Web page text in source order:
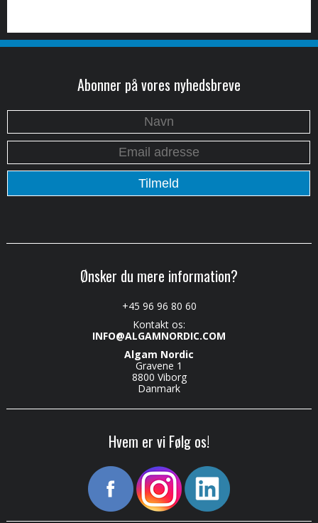
Abonner på vores nyhedsbreve
Ønsker du mere information?
+45 96 96 80 60
Kontakt os:
INFO@ALGAMNORDIC.COM
Algam Nordic
Gravene 1
8800 Viborg
Danmark
Hvem er vi Følg os!